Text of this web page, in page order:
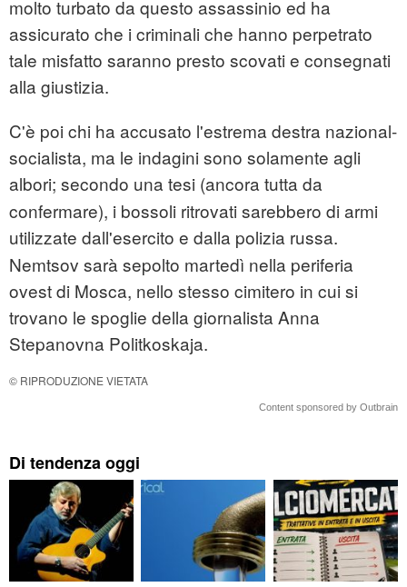
molto turbato da questo assassinio ed ha
assicurato che i criminali che hanno perpetrato
tale misfatto saranno presto scovati e consegnati
alla giustizia.
C'è poi chi ha accusato l'estrema destra nazional-
socialista, ma le indagini sono solamente agli
albori; secondo una tesi (ancora tutta da
confermare), i bossoli ritrovati sarebbero di armi
utilizzate dall'esercito e dalla polizia russa.
Nemtsov sarà sepolto martedì nella periferia
ovest di Mosca, nello stesso cimitero in cui si
trovano le spoglie della giornalista Anna
Stepanovna Politkoskaja.
© RIPRODUZIONE VIETATA
Content sponsored by Outbrain
Di tendenza oggi